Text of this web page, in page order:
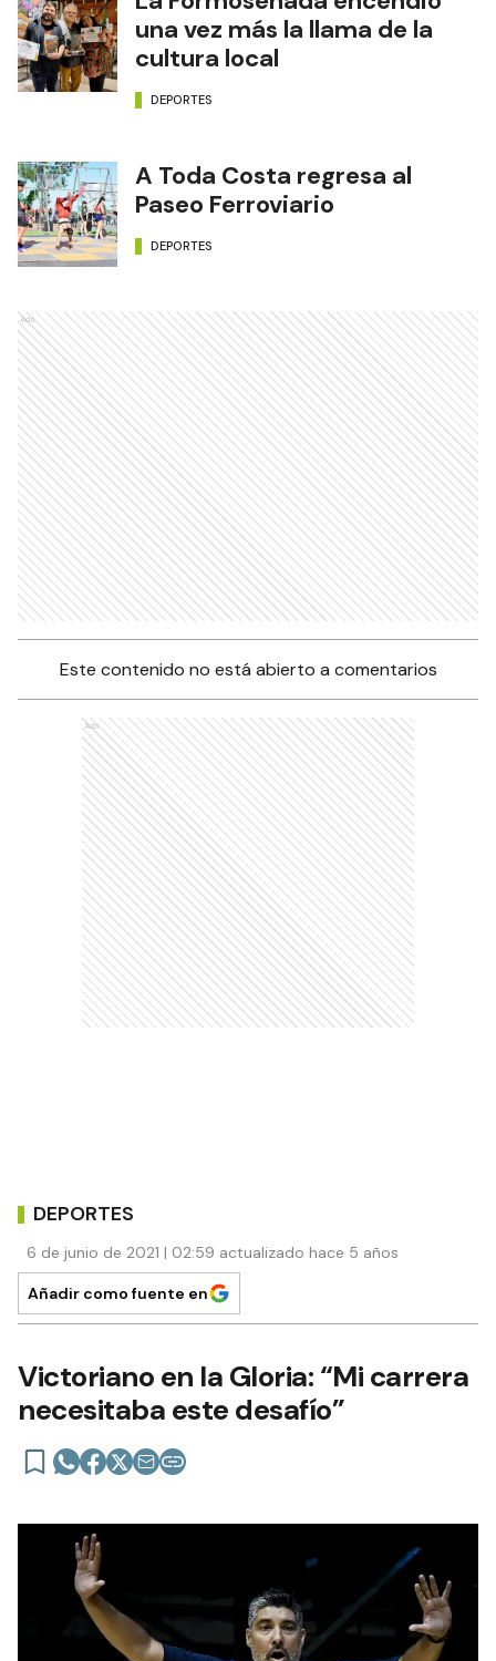
una vez más la llama de la
cultura local
DEPORTES
A Toda Costa regresa al
Paseo Ferroviario
DEPORTES
Ads
Este contenido no está abierto a comentarios
Ads
DEPORTES
6 de junio de 2021 | 02:59 actualizado hace 5 años
Añadir como fuente en
Victoriano en la Gloria: “Mi carrera
necesitaba este desafío”